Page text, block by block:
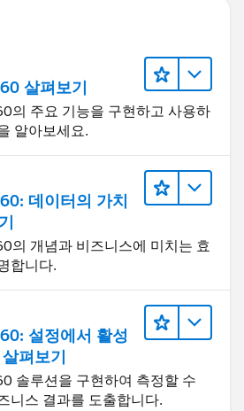
살펴보기
의 주요 기능을 구현하고 사용하
알아보세요.
데이터의 가치
의 개념과 비즈니스에 미치는 효
합니다.
설정에서 활성
펴보기
솔루션을 구현하여 측정할 수
니스 결과를 도출합니다.